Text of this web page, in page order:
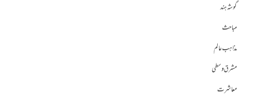
گوشہ ہند
مباحث
مذاہب عالم
مشرق وسطی
معاشرت